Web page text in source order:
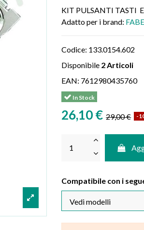
KIT PULSANTI TASTI
Adatto per i brand:
Codice: 133.0154.602
Disponibile 2 Articoli
EAN: 7612980435760
In Stock
26,10 € 29,00 € -
Compatibile con i